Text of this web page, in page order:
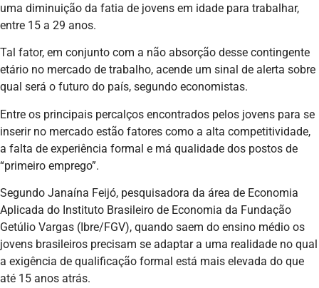
uma diminuição da fatia de jovens em idade para trabalhar,
entre 15 a 29 anos.
Tal fator, em conjunto com a não absorção desse contingente
etário no mercado de trabalho, acende um sinal de alerta sobre
qual será o futuro do país, segundo economistas.
Entre os principais percalços encontrados pelos jovens para se
inserir no mercado estão fatores como a alta competitividade,
a falta de experiência formal e má qualidade dos postos de
“primeiro emprego”.
Segundo Janaína Feijó, pesquisadora da área de Economia
Aplicada do Instituto Brasileiro de Economia da Fundação
Getúlio Vargas (Ibre/FGV), quando saem do ensino médio os
jovens brasileiros precisam se adaptar a uma realidade no qual
a exigência de qualificação formal está mais elevada do que
até 15 anos atrás.